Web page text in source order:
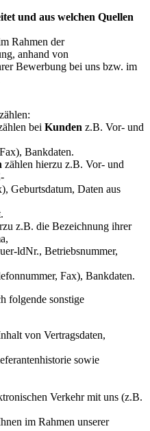
und aus welchen Quellen
Rahmen der
anhand von
Bewerbung bei uns bzw. im
bei Kunden z.B. Vor- und
Bankdaten.
zählen hierzu z.B. Vor- und
Geburtsdatum, Daten aus
z.B. die Bezeichnung ihrer
ldNr., Betriebsnummer,
Fax), Bankdaten.
folgende sonstige
von Vertragsdaten,
sowie
Verkehr mit uns (z.B.
im Rahmen unserer